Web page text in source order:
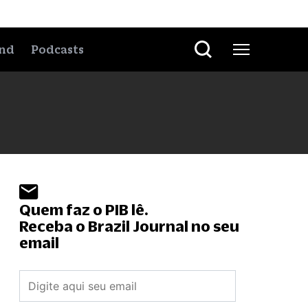
Podcasts
Quem faz o PIB lê.
Receba o Brazil Journal no seu
email